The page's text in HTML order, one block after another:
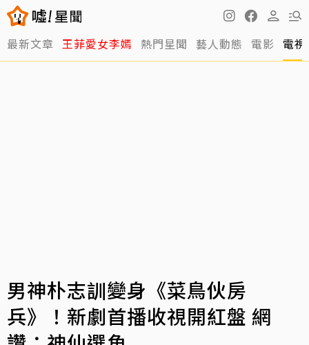
最新文章 王菲愛女李嫣 熱門星聞 藝人動態 電影 電視
男神朴志訓變身《菜鳥伙房
兵》！新劇首播收視開紅盤 網